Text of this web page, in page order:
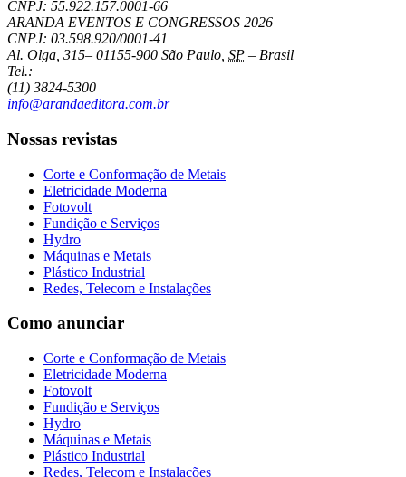
CNPJ: 55.922.157.0001-66
ARANDA EVENTOS E CONGRESSOS 2026
CNPJ: 03.598.920/0001-41
Al. Olga, 315– 01155-900 São Paulo SP – Brasil
Tel.:
(11) 3824-5300
info@arandaeditora.com.br
Nossas revistas
Corte e Conformação de Metais
Eletricidade Moderna
Fotovolt
Fundição e Serviços
Hydro
Máquinas e Metais
Plástico Industrial
Redes, Telecom e Instalações
Como anunciar
Corte e Conformação de Metais
Eletricidade Moderna
Fotovolt
Fundição e Serviços
Hydro
Máquinas e Metais
Plástico Industrial
Redes, Telecom e Instalações